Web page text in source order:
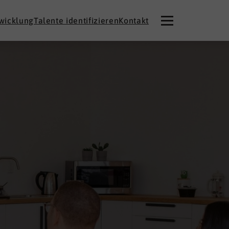
Talente identifizierenKontakt